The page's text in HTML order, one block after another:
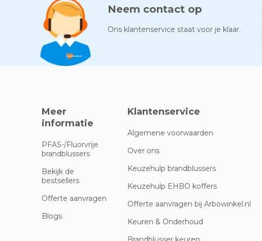
Neem contact op
Ons klantenservice staat voor je klaar.
Meer
informatie
PFAS-/Fluorvrije
brandblussers
Bekijk de
bestsellers
Offerte aanvragen
Blogs
Klantenservice
Algemene voorwaarden
Over ons
Keuzehulp brandblussers
Keuzehulp EHBO koffers
Offerte aanvragen bij Arbowinkel.nl
Keuren & Onderhoud